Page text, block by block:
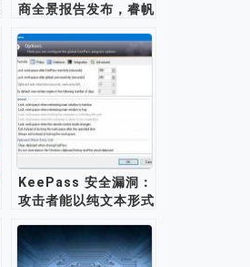
商全景报告发布，睿帆
KeePass 安全漏洞：
攻击者能以纯文本形式